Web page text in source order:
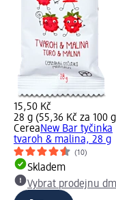
15,50 Kč
28 g (55,36 Kč za 100
CereaNew Bar tyčinka
tvaroh & malina, 28 g
(10)
Skladem
Vybrat prodejnu dm